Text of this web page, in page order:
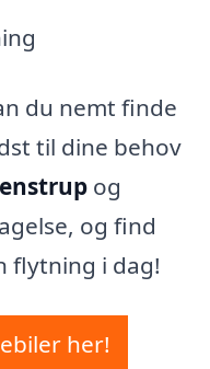
du nemt finde
til dine behov
og
og find
flytning i dag!
her!